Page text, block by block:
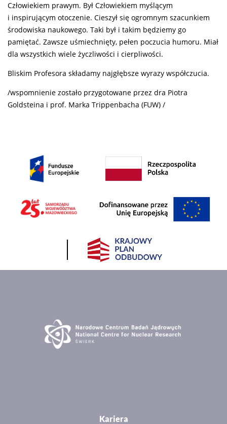
Człowiekiem prawym. Był Człowiekiem myślącym
i inspirującym otoczenie. Cieszył się ogromnym szacunkiem
środowiska naukowego. Taki był i takim będziemy go
pamiętać. Zawsze uśmiechnięty, pełen poczucia humoru. Miał
dla wszystkich wiele życzliwości i cierpliwości.
Bliskim Profesora składamy najgłębsze wyrazy współczucia.
/wspomnienie zostało przygotowane przez dra Piotra
Goldsteina i prof. Marka Trippenbacha (FUW) /
Kariera